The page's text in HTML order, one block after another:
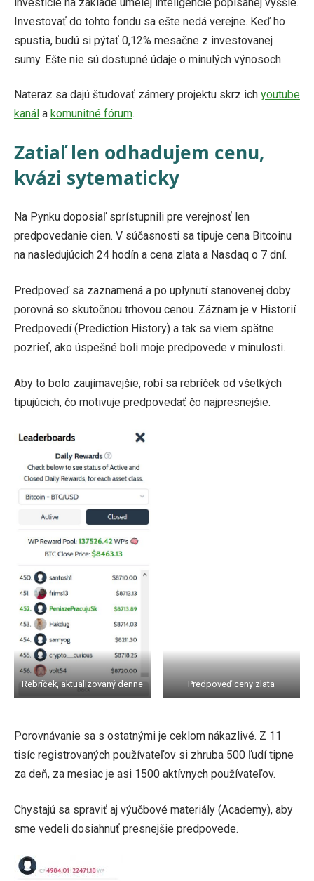
Investovať do tohto fondu sa ešte nedá verejne. Keď ho
spustia, budú si pýtať 0,12% mesačne z investovanej
sumy. Ešte nie sú dostupné údaje o minulých výnosoch.
Nateraz sa dajú študovať zámery projektu skrz ich youtube
kanál a komunitné fórum.
Zatiaľ len odhadujem cenu,
kvázi sytematicky
Na Pynku doposiaľ sprístupnili pre verejnosť len
predpovedanie cien. V súčasnosti sa tipuje cena Bitcoinu
na nasledujúcich 24 hodín a cena zlata a Nasdaq o 7 dní.
Predpoveď sa zaznamená a po uplynutí stanovenej doby
porovná so skutočnou trhovou cenou. Záznam je v Historií
Predpovedí (Prediction History) a tak sa viem spätne
pozrieť, ako úspešné boli moje predpovede v minulosti.
Aby to bolo zaujímavejšie, robí sa rebríček od všetkých
tipujúcich, čo motivuje predpovedať čo najpresnejšie.
Rebríček, aktualizovaný denne Predpoveď ceny zlata
Porovnávanie sa s ostatnými je ceklom nákazlivé. Z 11
tisíc registrovaných používateľov si zhruba 500 ľudí tipne
za deň, za mesiac je asi 1500 aktívnych používateľov.
Chystajú sa spraviť aj výučbové materiály (Academy), aby
sme vedeli dosiahnuť presnejšie predpovede.